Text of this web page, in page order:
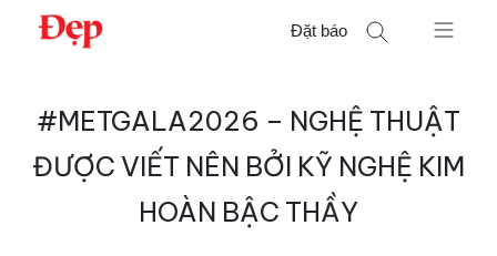
Chuyển
Đặt báo
kiếm
#METGALA2026 – NGHỆ THUẬT
ĐƯỢC VIẾT NÊN BỞI KỸ NGHỆ KIM
HOÀN BẬC THẦY